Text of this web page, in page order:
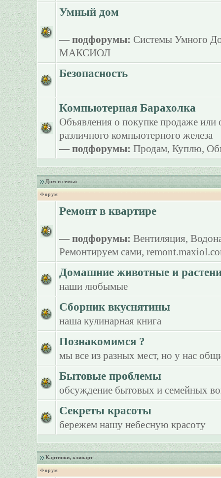
Умный дом
— подфорумы: Системы Умного
МАКСИОЛ
Безопасность
Компьютерная Барахолка
Объявления о покупке продаже или
различного компьютерного железа
— подфорумы: Продам, Куплю,
Дом и семья
Форум
Ремонт в квартире
— подфорумы: Вентиляция,
Ремонтируем сами,
Домашние животные и
наши любымые
Сборник вкуснятины
наша кулинарная книга
Познакомимся ?
мы все из разных мест, но у нас
Бытовые проблемы
обсуждение бытовых и семейных
Секреты красоты
бережем нашу небесную красоту
Картинки, клипарт
Форум